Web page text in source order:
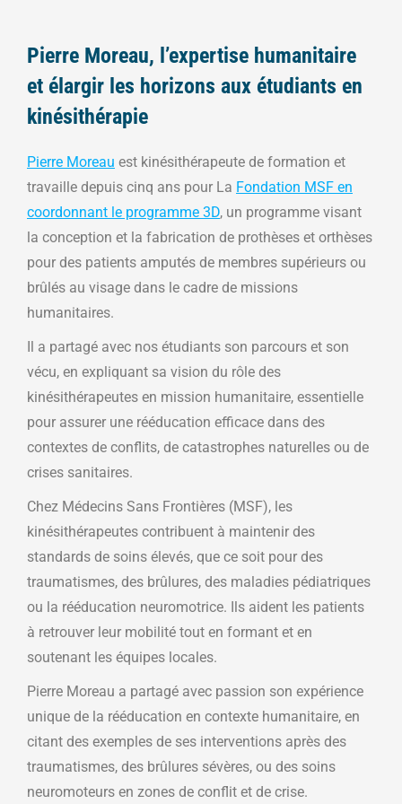
Pierre Moreau, l’expertise humanitaire
et élargir les horizons aux étudiants en
kinésithérapie
Pierre Moreau est kinésithérapeute de formation et
travaille depuis cinq ans pour La Fondation MSF en
coordonnant le programme 3D, un programme visant
la conception et la fabrication de prothèses et orthèses
pour des patients amputés de membres supérieurs ou
brûlés au visage dans le cadre de missions
humanitaires.
Il a partagé avec nos étudiants son parcours et son
vécu, en expliquant sa vision du rôle des
kinésithérapeutes en mission humanitaire, essentielle
pour assurer une rééducation efficace dans des
contextes de conflits, de catastrophes naturelles ou de
crises sanitaires.
Chez Médecins Sans Frontières (MSF), les
kinésithérapeutes contribuent à maintenir des
standards de soins élevés, que ce soit pour des
traumatismes, des brûlures, des maladies pédiatriques
ou la rééducation neuromotrice. Ils aident les patients
à retrouver leur mobilité tout en formant et en
soutenant les équipes locales.
Pierre Moreau a partagé avec passion son expérience
unique de la rééducation en contexte humanitaire, en
citant des exemples de ses interventions après des
traumatismes, des brûlures sévères, ou des soins
neuromoteurs en zones de conflit et de crise.